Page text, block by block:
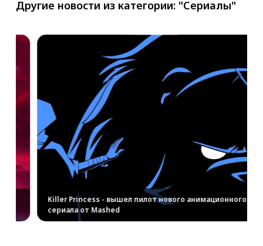
Другие новости из категории: "Сериалы"
Killer Princess - вышел пилот нового анимационного
сериала от Mashed